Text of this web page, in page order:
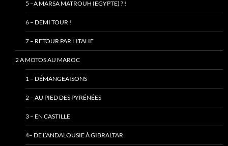
5 –A MARSA MATROUH (EGYPTE) ? !
6 – DEMI TOUR !
7 – RETOUR PAR L’ITALIE
2 A MOTOS AU MAROC
1 – DÉMANGEAISONS
2 – AU PIED DES PYRÉNÉES
3 – EN CASTILLE
4– DE L’ANDALOUSIE À GIBRALTAR